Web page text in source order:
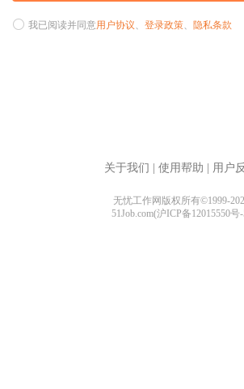
我已阅读并同意用户协议、 登录政策、 隐私条款
关于我们 使用帮助 用户
无忧工作网版权所有©1999-
51Job.com(沪ICP备12015550号